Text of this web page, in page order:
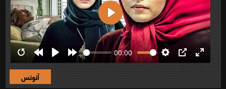
RestartRewind
10s
Play Forward
10s
00:00
Settings
PIP Enter
Play
آنونس